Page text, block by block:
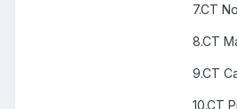
7.CT
8.CT
9.CT
10.CT